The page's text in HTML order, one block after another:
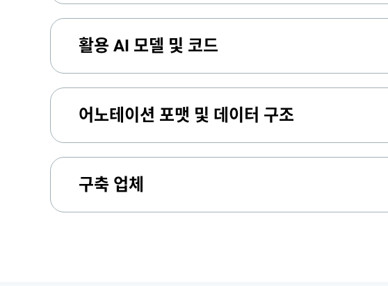
활용 AI 모델 및 코드
어노테이션 포맷 및 데이터 구조
구축 업체